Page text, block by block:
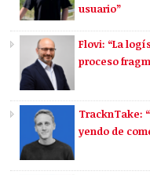
usuario”
Flovi: “La
proceso
TracknTake:
yendo de